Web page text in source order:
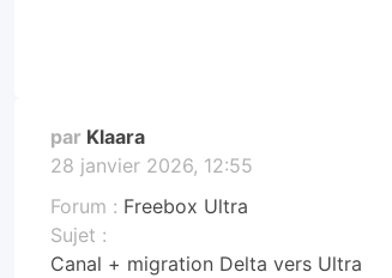
par Klaara
28 janvier 2026, 12:55
Forum : Freebox Ultra
Sujet :
Canal + migration Delta vers Ultra